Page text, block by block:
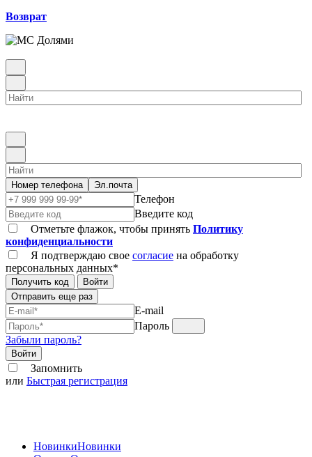
Возврат
Номер телефона Эл.почта
Телефон
Введите код
Отметьте флажок, чтобы принять Политику
конфиденциальности
Я подтверждаю свое согласие на обработку
персональных данных*
Получить код
Войти
Отправить еще раз
E-mail
Пароль
Забыли пароль?
Войти
Запомнить
или Быстрая регистрация
НовинкиНовинки